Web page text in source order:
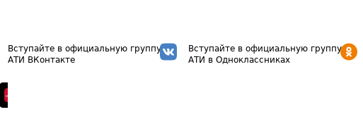
Вступайте в официальную группу
АТИ ВКонтакте
Вступайте в официальную группу
АТИ в Одноклассниках